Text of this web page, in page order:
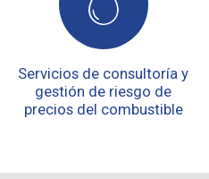
Servicios de consultoría y
gestión de riesgo de
precios del combustible